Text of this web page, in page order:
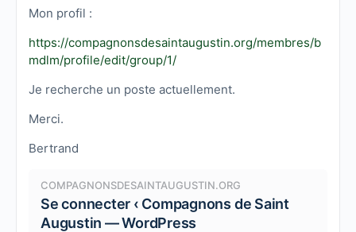
Mon profil :
https://compagnonsdesaintaugustin.org/membres/b
mdlm/profile/edit/group/1/
Je recherche un poste actuellement.
Merci.
Bertrand
COMPAGNONSDESAINTAUGUSTIN.ORG
Se connecter ‹ Compagnons de Saint
Augustin — WordPress